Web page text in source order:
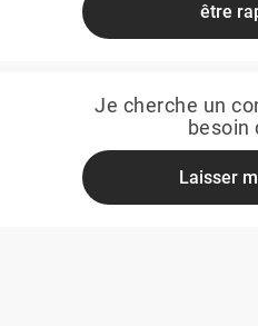
être
Je cherche un
besoin
Laisser